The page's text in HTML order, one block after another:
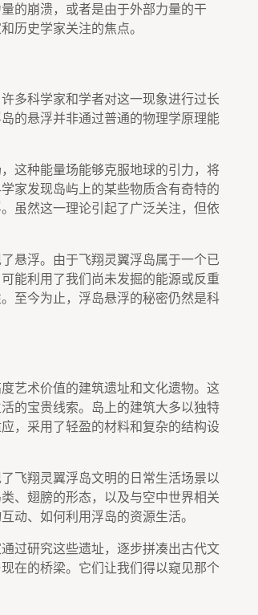
的崩溃，或者是由于外部力量的干
历史学家关注的焦点。
多科学家和学者对这一现象进行过长
的悬浮并非通过普通的物理学原理能
这种能量场能够克服地球的引力，将
家发现岛屿上的某些物质含有奇特的
虽然这一理论引起了广泛关注，但依
悬浮。由于飞翔灵翼浮岛属于一个已
能利用了我们尚未发掘的能源或反重
至今为止，浮岛悬浮的秘密仍然是科
艺术价值的建筑遗址和文化遗物。这
的宝贵线索。岛上的建筑大多以独特
，采用了轻盈的材料和复杂的结构设
飞翔灵翼浮岛文明的日常生活场景以
、翅膀的形态，以及与空中世界相关
动、如何利用浮岛的资源生活。
过研究这些遗址，逐步拼凑出古代文
在的桥梁。它们让我们得以窥见那个